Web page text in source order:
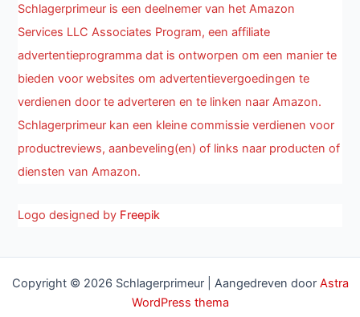
Schlagerprimeur is een deelnemer van het Amazon
Services LLC Associates Program, een affiliate
advertentieprogramma dat is ontworpen om een manier te
bieden voor websites om advertentievergoedingen te
verdienen door te adverteren en te linken naar Amazon.
Schlagerprimeur kan een kleine commissie verdienen voor
productreviews, aanbeveling(en) of links naar producten of
diensten van Amazon.
Logo designed by Freepik
Copyright © 2026 Schlagerprimeur | Aangedreven door Astra
WordPress thema